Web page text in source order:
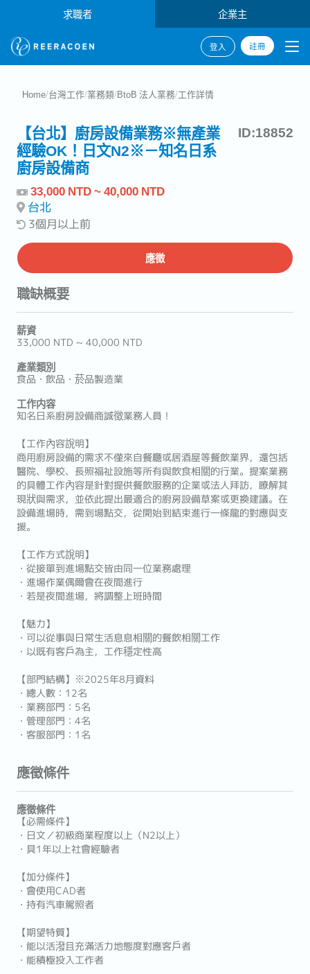
求職者 企業主
登入 註冊
Home/台灣工作/業務類/BtoB 法人業務/工作詳情
【台北】廚房設備業務※無產業
經驗OK！日文N2※－知名日系
廚房設備商
ID:18852
33,000 NTD ~ 40,000 NTD
台北
3個月以上前
應徵
職缺概要
薪資
33,000 NTD ~ 40,000 NTD
產業類別
食品・飲品・菸品製造業
工作内容
知名日系廚房設備商誠徵業務人員！
【工作內容說明】
商用廚房設備的需求不僅來自餐廳或居酒屋等餐飲業界，還包括
醫院、學校、長照福祉設施等所有與飲食相關的行業。提案業務
的具體工作內容是針對提供餐飲服務的企業或法人拜訪，瞭解其
現狀與需求，並依此提出最適合的廚房設備草案或更換建議。在
設備進場時，需到場點交，從開始到結束進行一條龍的對應與支
援。
【工作方式說明】
・從接單到進場點交皆由同一位業務處理
・進場作業偶爾會在夜間進行
・若是夜間進場，將調整上班時間
【魅力】
・可以從事與日常生活息息相關的餐飲相關工作
・以既有客戶為主，工作穩定性高
【部門結構】※2025年8月資料
・總人數：12名
・業務部門：5名
・管理部門：4名
・客服部門：1名
應徵條件
應徵條件
【必需條件】
・日文／初級商業程度以上（N2以上）
・具1年以上社會經驗者
【加分條件】
・會使用CAD者
・持有汽車駕照者
【期望特質】
・能以活潑且充滿活力地態度對應客戶者
・能積極投入工作者